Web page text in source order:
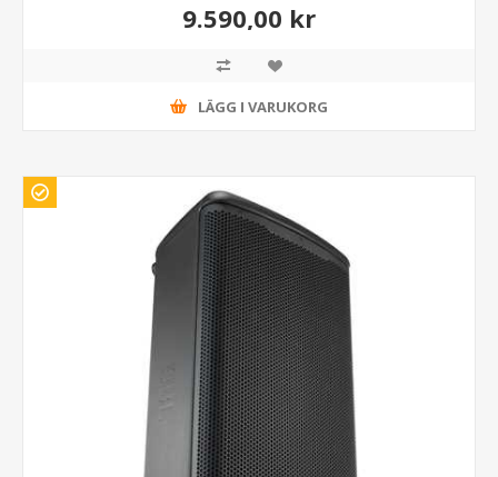
9.590,00 kr
LÄGG I VARUKORG